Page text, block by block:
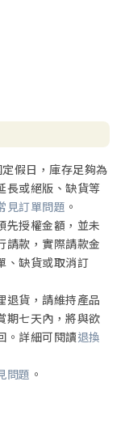
假日，庫存足夠為
長或絕版、缺貨等
見訂單問題 。
先授權金額，並未
請款，實際請款金
、缺貨或取消訂
退貨，請維持產品
期七天內，將與欲
。詳細可閱讀退換
問題 。